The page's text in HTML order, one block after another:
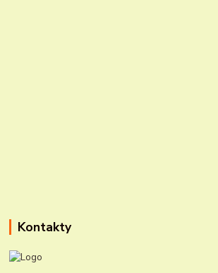
Kontakty